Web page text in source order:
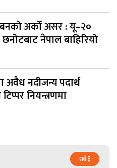
अर्को असर : यू–२०
नेपाल बाहिरियो
अवैध नदीजन्य पदार्थ
नियन्त्रणमा
सबै